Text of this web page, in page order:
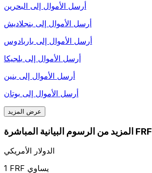
أرسل الأموال إلى البحرين
أرسل الأموال إلى بنجلاديش
أرسل الأموال إلى باربادوس
أرسل الأموال إلى بلجيكا
أرسل الأموال إلى بنين
أرسل الأموال إلى بوتان
عرض المزيد
المزيد من الرسوم البيانية المباشرة FRF
الدولار الأمريكي
1 FRF يساوي